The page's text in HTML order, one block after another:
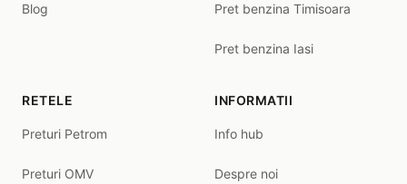
Blog Pret benzina Timisoara
Pret benzina Iasi
RETELE
Preturi Petrom
Preturi OMV
INFORMATII
Info hub
Despre noi